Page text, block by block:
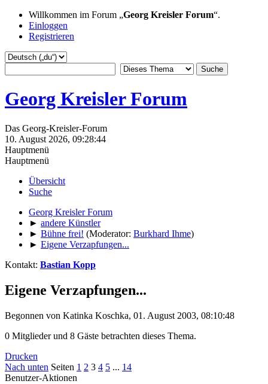
Willkommen im Forum „Georg Kreisler Forum“.
Einloggen
Registrieren
Georg Kreisler Forum
Das Georg-Kreisler-Forum
10. August 2026, 09:28:44
Hauptmenü
Hauptmenü
Übersicht
Suche
Georg Kreisler Forum
► andere Künstler
► Bühne frei! (Moderator: Burkhard Ihme)
► Eigene Verzapfungen...
Kontakt: Bastian Kopp
Eigene Verzapfungen...
Begonnen von Katinka Koschka, 01. August 2003, 08:10:48
0 Mitglieder und 8 Gäste betrachten dieses Thema.
Drucken
Nach unten Seiten 1 2 3 4 5 ... 14
Benutzer-Aktionen